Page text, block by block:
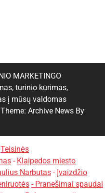
MARKETINGO
turinio kūrimas,
į mūsų valdomas
Theme: Archive News By
Teisinės
- Klaipedos miesto
Narbutas - Įvaizdžio
- Pranešimai spaudai